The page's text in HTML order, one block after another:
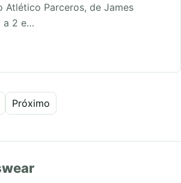
Atlético Parceros, de James
a 2 e…
Próximo